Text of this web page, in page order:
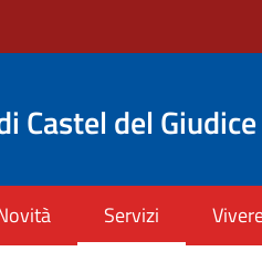
Castel del Giudice
Servizi